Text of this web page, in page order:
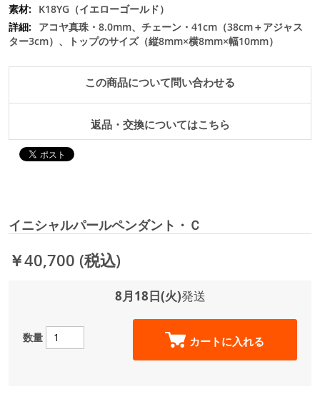
K18YG（イエローゴールド）
アコヤ真珠・8.0mm、チェーン・41cm（38cm＋アジャス
ター3cm）、トップのサイズ（縦8mm×横8mm×幅10mm）
この商品について問い合わせる
返品・交換についてはこちら
イニシャルパールペンダント・Ｃ
￥40,700 (税込)
8月18日(火)発送
数量 カートに入れる